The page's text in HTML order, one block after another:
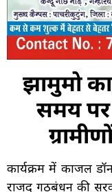
झामुमो
समय पर
कार्यक्रम में काजल
राजद गठबंधन की